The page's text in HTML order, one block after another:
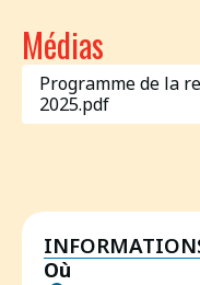
Médias
Programme de la
2025.pdf
Où